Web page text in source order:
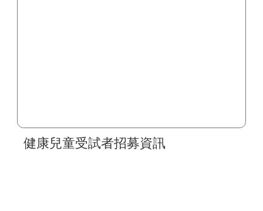
健康兒童受試者招募資訊